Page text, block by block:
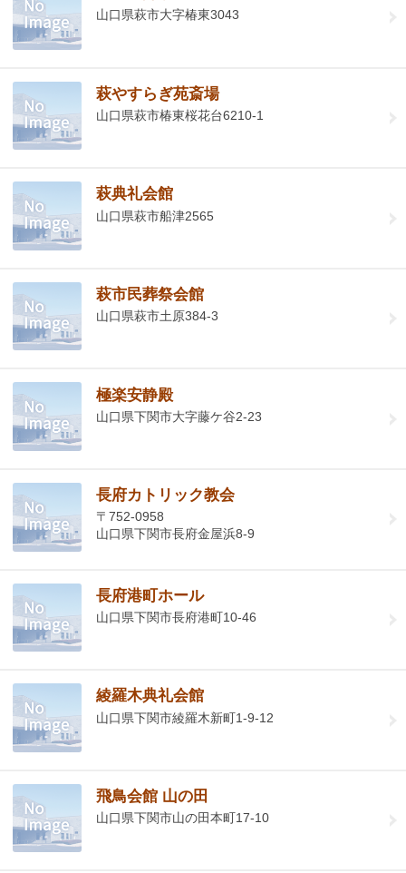
山口県萩市大字椿東3043
萩やすらぎ苑斎場
山口県萩市椿東桜花台6210-1
萩典礼会館
山口県萩市船津2565
萩市民葬祭会館
山口県萩市土原384-3
極楽安静殿
山口県下関市大字藤ケ谷2-23
長府カトリック教会
〒752-0958
山口県下関市長府金屋浜8-9
長府港町ホール
山口県下関市長府港町10-46
綾羅木典礼会館
山口県下関市綾羅木新町1-9-12
飛鳥会館 山の田
山口県下関市山の田本町17-10